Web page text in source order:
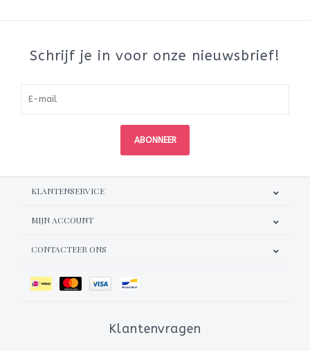
Schrijf je in voor onze nieuwsbrief!
ABONNEER
KLANTENSERVICE
MIJN ACCOUNT
CONTACTEER ONS
Klantenvragen